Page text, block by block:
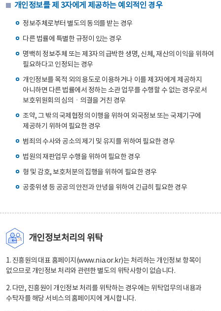
개인정보를 제 3자에게 제공하는 예외적인 경우
정보주체로부터 별도의 동의를 받는 경우
다른 법률에 특별한 규정이 있는 경우
명백히 정보주체 또는 제3자의 급박한 생명, 신체, 재산의 이익을 위하여
필요하다고 인정되는 경우
개인정보를 목적 외의 용도로 이용하거나 이를 제3자에게 제공하지
아니하면 다른 법률에서 정하는 소관 업무를 수행할 수 없는 경우로서
보호위원회의 심의ㆍ의결을 거친 경우
조약, 그 밖의 국제협정의 이행을 위하여 외국정보 또는 국제기구에
제공하기 위하여 필요한 경우
범죄의 수사와 공소의 제기 및 유지를 위하여 필요한 경우
법원의 재판업무 수행을 위하여 필요한 경우
형 및 감호, 보호처분의 집행을 위하여 필요한 경우
공중위생 등 공공의 안전과 안녕을 위하여 긴급히 필요한 경우
개인정보처리의 위탁
1. 진흥원의 대표 홈페이지(www.nia.or.kr)는 처리하는 개인정보 항목이
없으므로 개인정보 처리와 관련한 별도의 위탁사항이 없습니다.
2. 다만, 진흥원이 개인정보 처리를 위탁하는 경우에는 위탁업무의 내용과
수탁자를 해당 서비스의 홈페이지에 게시합니다.